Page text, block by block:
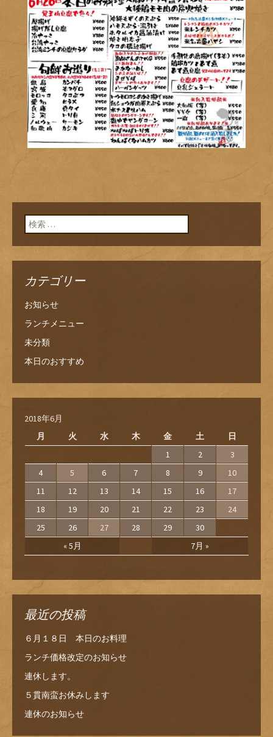
検索:
カテゴリー
お知らせ
ランチメニュー
未分類
本日のおすすめ
2018年6月
月
火 水 木 金 土 日
« 5月 7月 »
1 2
3
4
5 6 7 8 9
10
11
12 13 14 15 16
17
18
19 20 21 22 23
24
25
26 27 28 29 30
最近の投稿
６月１８日 本日のお料理
ランチ価格改定のお知らせ
連休します。
５貫南蛮お休みします
連休のお知らせ